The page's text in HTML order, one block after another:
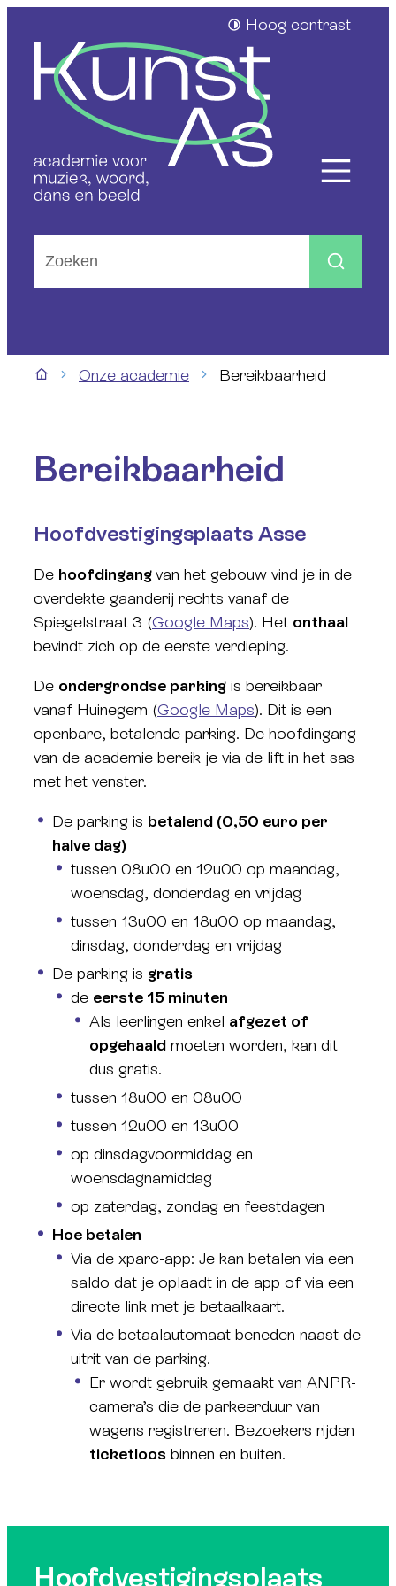
Hoog contrast
Kunstas
Zoeken
Menu
Startpagina
Onze academie Bereikbaarheid
Bereikbaarheid
Hoofdvestigingsplaats Asse
De hoofdingangvan het gebouw vind je in de
overdekte gaanderij rechts vanaf de
Spiegelstraat 3 (Google Maps). Het onthaal
bevindt zich op de eerste verdieping.
De ondergrondse parking is bereikbaar
vanaf Huinegem (Google Maps). Dit is een
openbare, betalende parking. De hoofdingang
van de academie bereik je via de lift in het sas
met het venster.
De parking is betalend (0,50 euro per
halve dag)
tussen 08u00 en 12u00 op maandag,
woensdag, donderdag en vrijdag
tussen 13u00 en 18u00 op maandag,
dinsdag, donderdag en vrijdag
De parking is gratis
de eerste 15 minuten
Als leerlingen enkel afgezet of
opgehaald moeten worden, kan dit
dus gratis.
tussen 18u00 en 08u00
tussen 12u00 en 13u00
op dinsdagvoormiddag en
woensdagnamiddag
op zaterdag, zondag en feestdagen
Hoe betalen
Via de xparc-app: Je kan betalen via een
saldo dat je oplaadt in de app of via een
directe link met je betaalkaart.
Via de betaalautomaat beneden naast de
uitrit van de parking.
Er wordt gebruik gemaakt van ANPR-
camera’s die de parkeerduur van
wagens registreren. Bezoekers rijden
ticketloos binnen en buiten.
Hoofdvestigingsplaats